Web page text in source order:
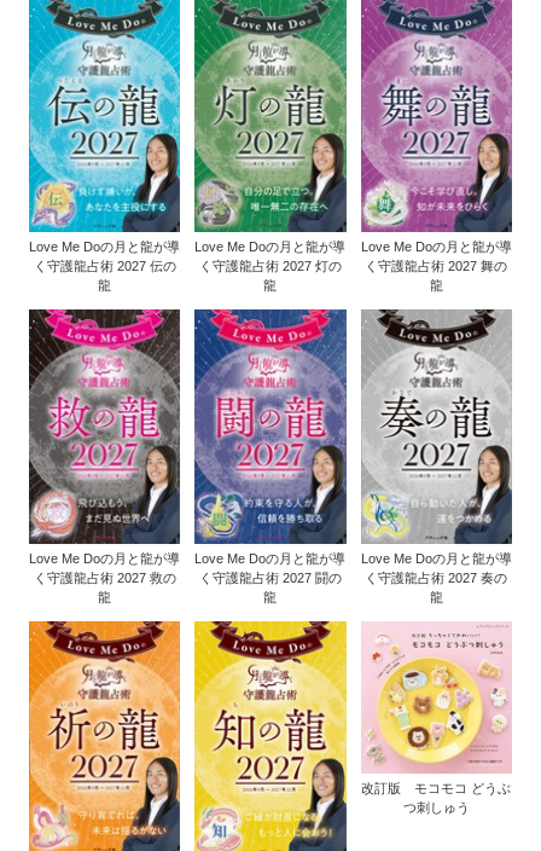
Love Me Doの月と龍が導
く守護龍占術 2027 伝の
龍
Love Me Doの月と龍が導
く守護龍占術 2027 灯の
龍
Love Me Doの月と龍が導
く守護龍占術 2027 舞の
龍
Love Me Doの月と龍が導
く守護龍占術 2027 救の
龍
Love Me Doの月と龍が導
く守護龍占術 2027 闘の
龍
Love Me Doの月と龍が導
く守護龍占術 2027 奏の
龍
改訂版 モコモコ どうぶ
つ刺しゅう